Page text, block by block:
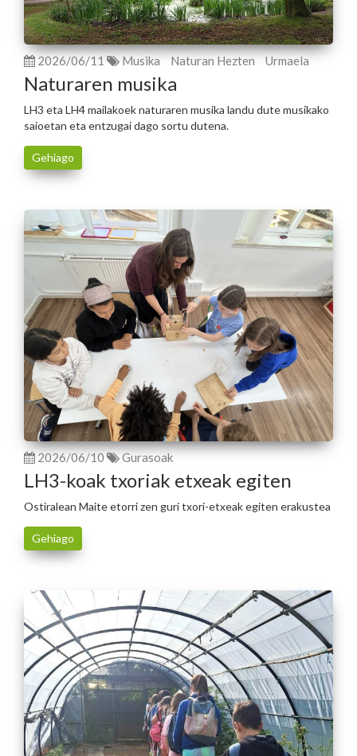
2026/06/11 Musika Naturan Hezten Urmaela
Naturaren musika
LH3 eta LH4 mailakoek naturaren musika landu dute musikako
saioetan eta entzugai dago sortu dutena.
Gehiago
2026/06/10 Gurasoak
LH3-koak txoriak etxeak egiten
Ostiralean Maite etorri zen guri txori-etxeak egiten erakustea
Gehiago